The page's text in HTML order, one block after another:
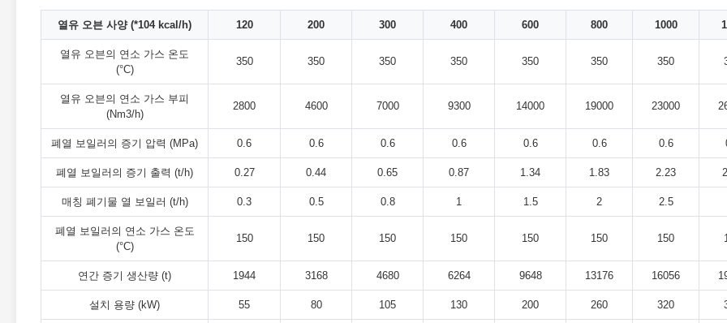
열유 오븐 사양 (*104 kcal/h) 120 200 300 400 600 800 1000
열유 오븐의 연소 가스 온도
(°C)
350 350 350 350 350 350 350
열유 오븐의 연소 가스 부피
(Nm3/h)
2800 4600 7000 9300 14000 19000 23000
폐열 보일러의 증기 압력 (MPa) 0.6 0.6 0.6 0.6 0.6 0.6 0.6
폐열 보일러의 증기 출력 (t/h) 0.27 0.44 0.65 0.87 1.34 1.83 2.23
매칭 폐기물 열 보일러 (t/h) 0.3 0.5 0.8 1 1.5 2 2.5
폐열 보일러의 연소 가스 온도
(°C)
150 150 150 150 150 150 150
연간 증기 생산량 (t) 1944 3168 4680 6264 9648 13176 16056
설치 용량 (kW) 55 80 105 130 200 260 320